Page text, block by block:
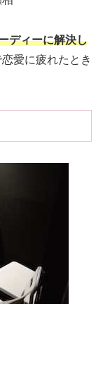
ディーに解決し
愛に疲れたとき